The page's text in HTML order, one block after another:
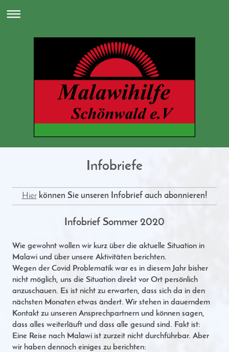
Infobriefe
Hierkönnen Sie unseren Infobrief auch abonnieren!
Infobrief Sommer 2020
Wie gewohnt wollen wir kurz über die aktuelle Situation in
Malawi und über unsere Aktivitäten berichten.
Wegen der Covid Problematik war es in diesem Jahr bisher
nicht möglich, uns die Situation direkt vor Ort persönlich
anzuschauen. Es ist nicht zu erwarten, dass sich da in den
nächsten Monaten etwas ändert. Wir stehen in dauerndem
Kontakt zu unseren Ansprechpartnern und können sagen,
dass alles weiterläuft und dass alle gesund sind. Fakt ist:
Eine Reise nach Malawi ist zurzeit nicht durchführbar. Aber
wir haben dennoch einiges zu berichten: